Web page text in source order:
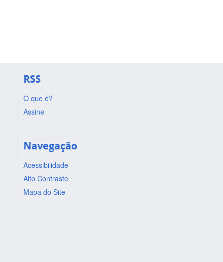
RSS
O que é?
Assine
Navegação
Acessibilidade
Alto Contraste
Mapa do Site